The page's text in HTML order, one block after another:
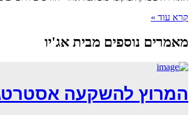
קרא עוד »
מאמרים נוספים מבית אג'יו
המרוץ להשקעה